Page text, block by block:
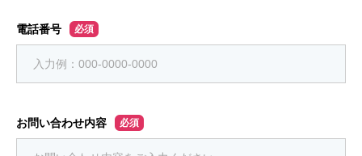
電話番号 必須
お問い合わせ内容 必須